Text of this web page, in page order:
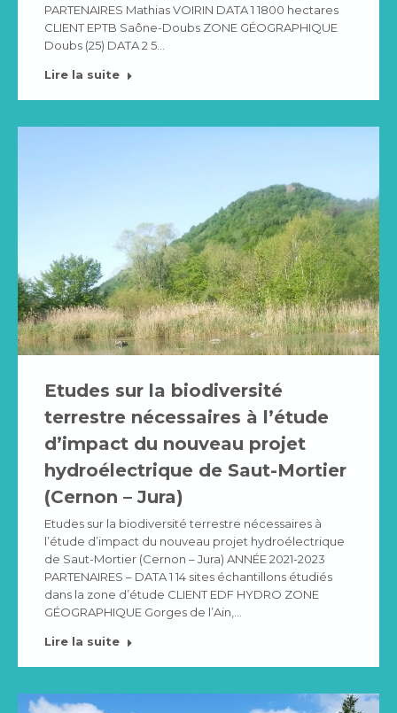
PARTENAIRES Mathias VOIRIN DATA 1 1800 hectares
CLIENT EPTB Saône-Doubs ZONE GÉOGRAPHIQUE
Doubs (25) DATA 2 5…
Lire la suite
Etudes sur la biodiversité
terrestre nécessaires à l’étude
d’impact du nouveau projet
hydroélectrique de Saut-Mortier
(Cernon – Jura)
Etudes sur la biodiversité terrestre nécessaires à
l’étude d’impact du nouveau projet hydroélectrique
de Saut-Mortier (Cernon – Jura) ANNÉE 2021-2023
PARTENAIRES – DATA 1 14 sites échantillons étudiés
dans la zone d’étude CLIENT EDF HYDRO ZONE
GÉOGRAPHIQUE Gorges de l’Ain,…
Lire la suite